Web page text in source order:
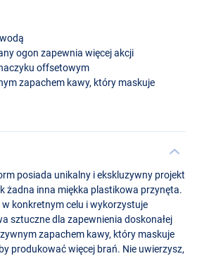
Crawdaddy
ogon zapewnia więcej akcji
offsetowym
zapachem kawy, który maskuje
posiada unikalny i ekskluzywny projekt
żadna inna miękka plastikowa przynęta.
konkretnym celu i wykorzystuje
sztuczne dla zapewnienia doskonałej
zapachem kawy, który maskuje
produkować więcej brań. Nie uwierzysz,